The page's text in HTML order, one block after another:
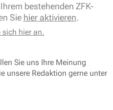
bestehenden ZFK-
Sie hier aktivieren.
sich hier an.
Sie uns Ihre Meinung
unsere Redaktion gerne unter